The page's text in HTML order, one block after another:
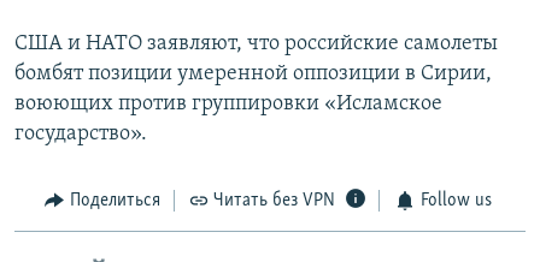
США и НАТО заявляют, что российские самолеты
бомбят позиции умеренной оппозиции в Сирии,
воюющих против группировки «Исламское
государство».
Поделиться Читать без VPN Follow us